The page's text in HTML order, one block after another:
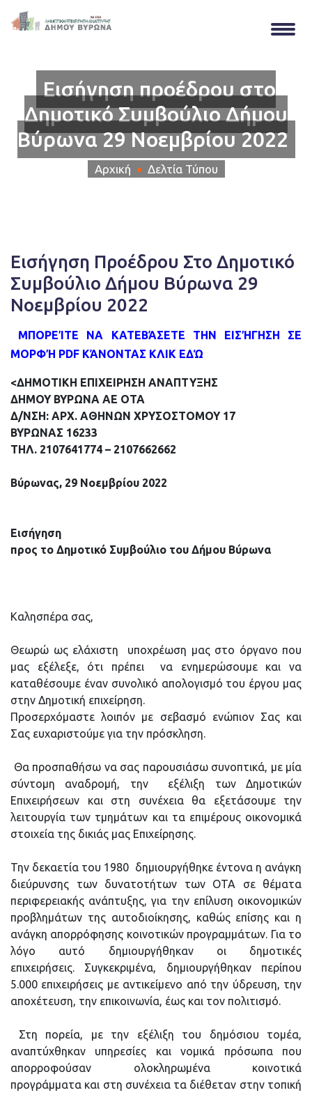
Εισήγηση προέδρου στο
Δημοτικό Συμβούλιο Δήμου
Βύρωνα 29 Νοεμβρίου 2022
Αρχική Δελτία Τύπου
Εισήγηση Προέδρου Στο Δημοτικό
Συμβούλιο Δήμου Βύρωνα 29
Νοεμβρίου 2022
ΜΠΟΡΕΊΤΕ ΝΑ ΚΑΤΕΒΆΣΕΤΕ ΤΗΝ ΕΙΣΉΓΗΣΗ ΣΕ
ΜΟΡΦΉ PDF ΚΆΝΟΝΤΑΣ ΚΛΙΚ ΕΔΏ
<ΔΗΜΟΤΙΚΗ ΕΠΙΧΕΙΡΗΣΗ ΑΝΑΠΤΥΞΗΣ
ΔΗΜΟΥ ΒΥΡΩΝΑ ΑΕ ΟΤΑ
Δ/ΝΣΗ: ΑΡΧ. ΑΘΗΝΩΝ ΧΡΥΣΟΣΤΟΜΟΥ 17
ΒΥΡΩΝΑΣ 16233
ΤΗΛ. 2107641774 – 2107662662
Βύρωνας, 29 Νοεμβρίου 2022
Εισήγηση
προς το Δημοτικό Συμβούλιο του Δήμου Βύρωνα
Καλησπέρα σας,
Θεωρώ ως ελάχιστη υποχρέωση μας στο όργανο που
μας εξέλεξε, ότι πρέπει να ενημερώσουμε και να
καταθέσουμε έναν συνολικό απολογισμό του έργου μας
στην Δημοτική επιχείρηση.
Προσερχόμαστε λοιπόν με σεβασμό ενώπιον Σας και
Σας ευχαριστούμε για την πρόσκληση.
Θα προσπαθήσω να σας παρουσιάσω συνοπτικά, με μία
σύντομη αναδρομή, την εξέλιξη των Δημοτικών
Επιχειρήσεων και στη συνέχεια θα εξετάσουμε την
λειτουργία των τμημάτων και τα επιμέρους οικονομικά
στοιχεία της δικιάς μας Επιχείρησης.
Την δεκαετία του 1980 δημιουργήθηκε έντονα η ανάγκη
διεύρυνσης των δυνατοτήτων των ΟΤΑ σε θέματα
περιφερειακής ανάπτυξης, για την επίλυση οικονομικών
προβλημάτων της αυτοδιοίκησης, καθώς επίσης και η
ανάγκη απορρόφησης κοινοτικών προγραμμάτων. Για το
λόγο αυτό δημιουργήθηκαν οι δημοτικές
επιχειρήσεις. Συγκεκριμένα, δημιουργήθηκαν περίπου
5.000 επιχειρήσεις με αντικείμενο από την ύδρευση, την
αποχέτευση, την επικοινωνία, έως και τον πολιτισμό.
Στη πορεία, με την εξέλιξη του δημόσιου τομέα,
αναπτύχθηκαν υπηρεσίες και νομικά πρόσωπα που
απορροφούσαν ολοκληρωμένα κοινοτικά
προγράμματα και στη συνέχεια τα διέθεταν στην τοπική